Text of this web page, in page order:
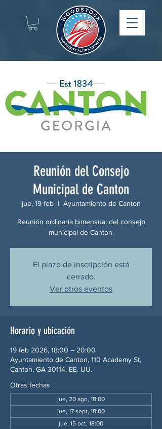
Reunión del Consejo
Municipal de Canton
jue, 19 feb
  |
Ayuntamiento de Canton
Reunión ordinaria bimensual del consejo
municipal de Canton.
El plazo de inscripción está
cerrado.
Ver otros eventos
Horario y ubicación
19 feb 2026, 18:00 – 20:00
Ayuntamiento de Canton, 110 Academy St,
Canton, GA 30114, EE. UU.
Otras fechas
jue, 20 ago, 18:00
jue, 17 sept, 18:00
jue, 15 oct, 18:00